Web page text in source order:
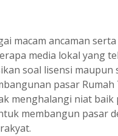
macam ancaman
media lokal yang
soal lisensi maupun
pasar Rumah
menghalangi niat baik
membangun pasar